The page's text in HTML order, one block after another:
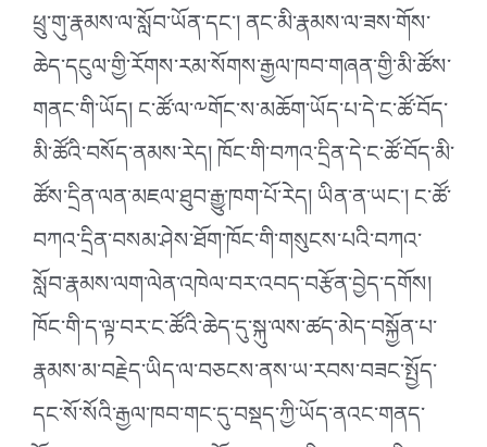
ཕྲུ་གུ་རྣམས་ལ་སློབ་ཡོན་དང་། ནང་མི་རྣམས་ལ་ཟས་གོས་
ཆེད་དངུལ་གྱི་རོགས་རམ་སོགས་རྒྱལ་ཁབ་གཞན་གྱི་མི་ཚོས་
གནང་གི་ཡོད། ང་ཚོ་ལ་༸གོང་ས་མཆོག་ཡོད་པ་དེ་ང་ཚོ་བོད་
མི་ཚོའི་བསོད་ནམས་རེད། ཁོང་གི་བཀའ་དྲིན་དེ་ང་ཚོ་བོད་མི་
ཚོས་དྲིན་ལན་མཇལ་ཐུབ་རྒྱུ་ཁག་པོ་རེད། ཡིན་ན་ཡང་། ང་ཚོ་
བཀའ་དྲིན་བསམ་ཤེས་ཐོག་ཁོང་གི་གསུངས་པའི་བཀའ་
སློབ་རྣམས་ལག་ལེན་འཁེལ་བར་འབད་བརྩོན་བྱེད་དགོས།
ཁོང་གི་ད་ལྟ་བར་ང་ཚོའི་ཆེད་དུ་སྐུ་ལས་ཚད་མེད་བསྐྱོན་པ་
རྣམས་མ་བརྗེད་ཡིད་ལ་བཅངས་ནས་ཡ་རབས་བཟང་སྤྱོད་
དང་སོ་སོའི་རྒྱལ་ཁབ་གང་དུ་བསྡད་ཀྱི་ཡོད་ནའང་གནད་